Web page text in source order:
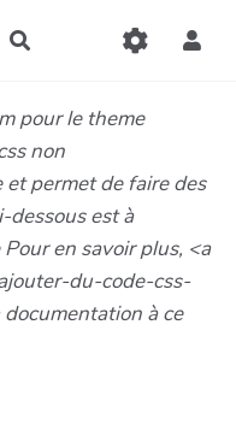
Rechercher
pour le theme
non
permet de faire des
dessous est à
en savoir plus, <a
du-code-css-
à ce